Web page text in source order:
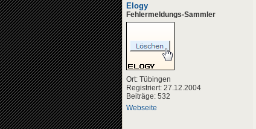
Elogy
Fehlermeldungs-Sammler
Ort: Tübingen
Registriert: 27.12.2004
Beiträge: 532
Webseite